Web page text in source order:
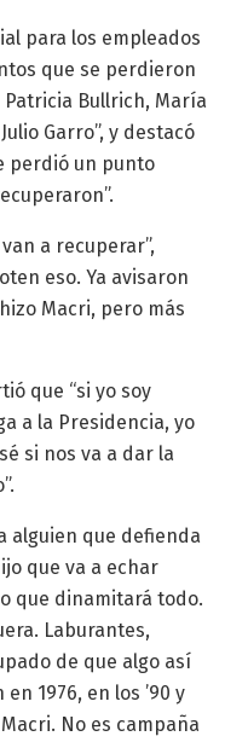
para los empleados
que se perdieron
Bullrich, María
Garro”, y destacó
perdió un punto
a recuperar”,
eso. Ya avisaron
Macri, pero más
que “si yo soy
a la Presidencia, yo
si nos va a dar la
alguien que defienda
que va a echar
que dinamitará todo.
Laburantes,
de que algo así
1976, en los ’90 y
No es campaña